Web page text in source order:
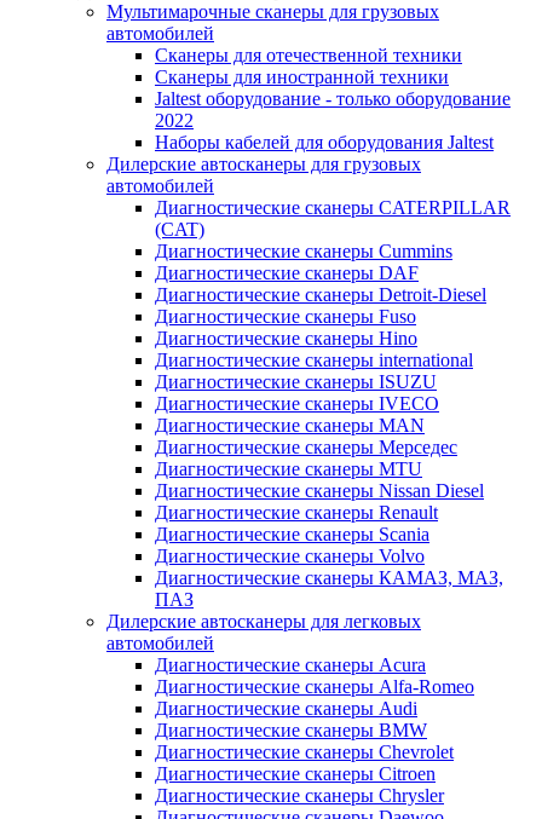
Мультимарочные сканеры для грузовых
автомобилей
Сканеры для отечественной техники
Сканеры для иностранной техники
Jaltest оборудование - только оборудование
2022
Наборы кабелей для оборудования Jaltest
Дилерские автосканеры для грузовых
автомобилей
Диагностические сканеры CATERPILLAR
(CAT)
Диагностические сканеры Cummins
Диагностические сканеры DAF
Диагностические сканеры Detroit-Diesel
Диагностические сканеры Fuso
Диагностические сканеры Hino
Диагностические сканеры international
Диагностические сканеры ISUZU
Диагностические сканеры IVECO
Диагностические сканеры MAN
Диагностические сканеры Мерседес
Диагностические сканеры MTU
Диагностические сканеры Nissan Diesel
Диагностические сканеры Renault
Диагностические сканеры Scania
Диагностические сканеры Volvo
Диагностические сканеры КАМАЗ, МАЗ,
ПАЗ
Дилерские автосканеры для легковых
автомобилей
Диагностические сканеры Acura
Диагностические сканеры Alfa-Romeo
Диагностические сканеры Audi
Диагностические сканеры BMW
Диагностические сканеры Chevrolet
Диагностические сканеры Citroen
Диагностические сканеры Chrysler